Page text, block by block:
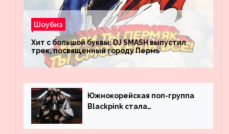
Шоубиз
Хит с большой буквы: DJ SMASH выпустил
трек, посвященный городу Пермь
Южнокорейская поп-группа
Blackpink стала
просмотрам на YouTube. Они